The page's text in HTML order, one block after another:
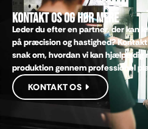
Kontakt os og hør mere
Leder du efter en partner, der kan
på præcision og hastighed?
snak om, hvordan vi kan hjælpe dig
produktion gennem professionel
KONTAKT OS